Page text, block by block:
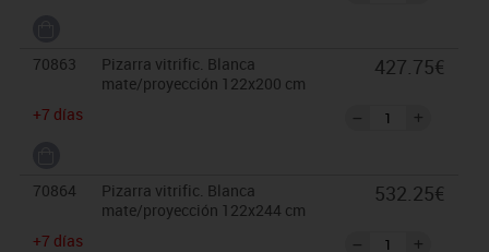
70863
Pizarra vitrific. Blanca
mate/proyección 122x200 cm
+7 días
427.75€
70864
Pizarra vitrific. Blanca
mate/proyección 122x244 cm
+7 días
532.25€